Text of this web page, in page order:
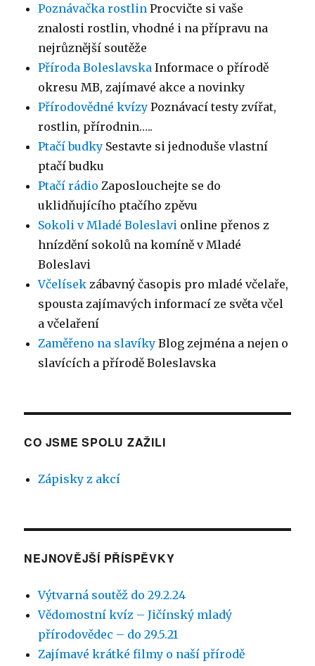
Poznávačka rostlin Procvičte si vaše
znalosti rostlin, vhodné i na přípravu na
nejrůznější soutěže
Příroda Boleslavska Informace o přírodě
okresu MB, zajímavé akce a novinky
Přírodovědné kvízy Poznávací testy zvířat,
rostlin, přírodnin…..
Ptačí budky Sestavte si jednoduše vlastní
ptačí budku
Ptačí rádio Zaposlouchejte se do
uklidňujícího ptačího zpěvu
Sokoli v Mladé Boleslavi online přenos z
hnízdění sokolů na komíně v Mladé
Boleslavi
Včelísek zábavný časopis pro mladé včelaře,
spousta zajímavých informací ze světa včel
a včelaření
Zaměřeno na slavíky Blog zejména a nejen o
slavících a přírodě Boleslavska
CO JSME SPOLU ZAŽILI
Zápisky z akcí
NEJNOVĚJŠÍ PŘÍSPĚVKY
Výtvarná soutěž do 29.2.24
Vědomostní kvíz – Jičínský mladý
přírodovědec – do 29.5.21
Zajímavé krátké filmy o naší přírodě